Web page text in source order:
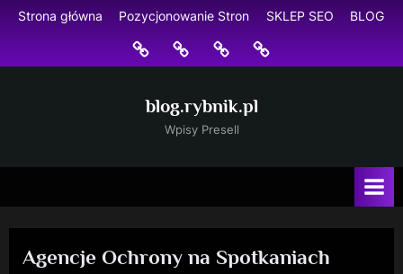
Skip
content
Strona główna Pozycjonowanie Stron SKLEP SEO BLOG
Strona
główna
Pozycjonowanie
Stron
SKLEP
SEO
BLOG
blog.rybnik.pl
Wpisy Presell
Agencje Ochrony na Spotkaniach